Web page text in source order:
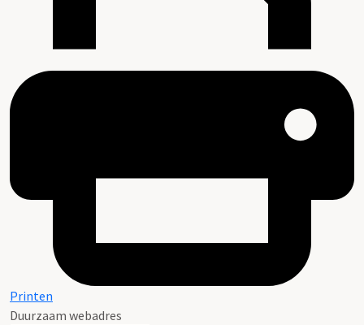
Printen
Duurzaam webadres